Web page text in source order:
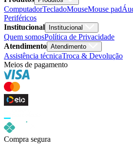
ComputadorTecladoMouseMouse pad
Periféricos
Institucional
Institucional
Quem somosPolítica de Privacidade
Atendimento Atendimento
Assistência técnicaTroca & Devolução
Meios de pagamento
Compra segura